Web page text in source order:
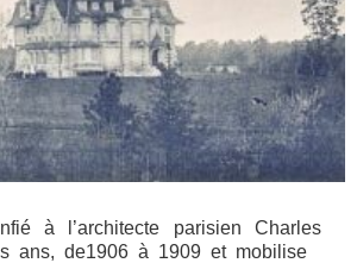
à l’architecte parisien Charles
ans, de1906 à 1909 et mobilise